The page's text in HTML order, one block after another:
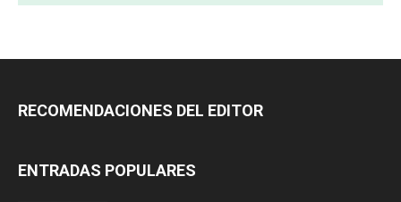
RECOMENDACIONES DEL EDITOR
ENTRADAS POPULARES